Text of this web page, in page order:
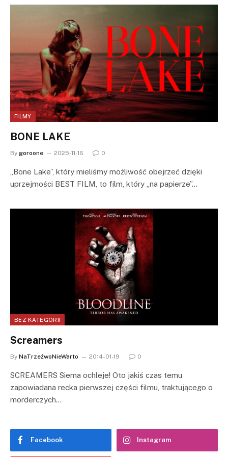
FILMY
BONE LAKE
By goroone 2025-11-16 0
„Bone Lake”, który mieliśmy możliwość obejrzeć dzięki
uprzejmości BEST FILM, to film, który „na papierze”…
BEZ KATEGORII
Screamers
By NaTrzeźwoNieWarto 2014-01-19 0
SCREAMERS Siema ochleje! Oto jakiś czas temu
zapowiadana recka pierwszej części filmu, traktującego o
morderczych…
Facebook Instagram